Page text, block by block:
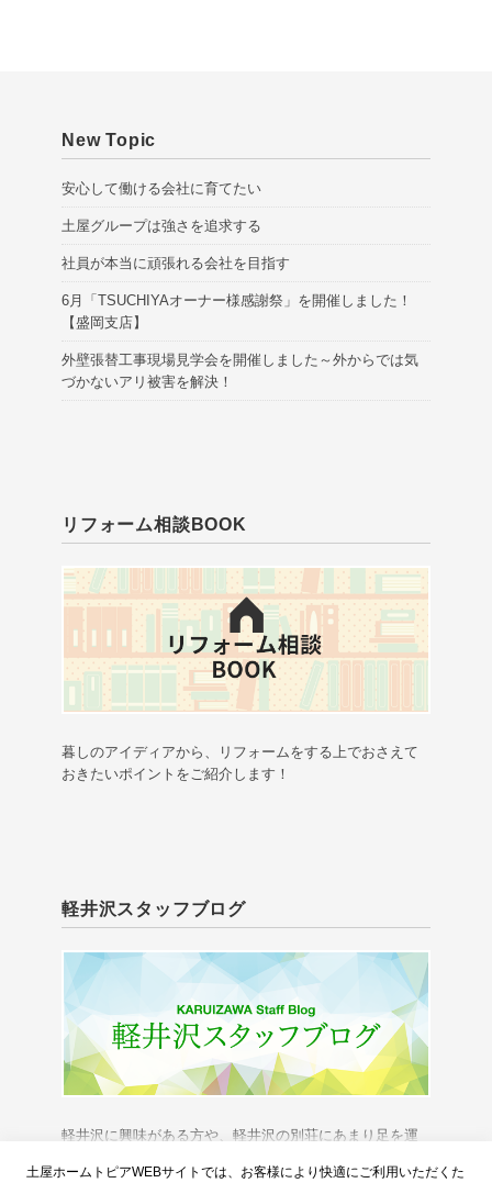
New Topic
安心して働ける会社に育てたい
土屋グループは強さを追求する
社員が本当に頑張れる会社を目指す
6月「TSUCHIYAオーナー様感謝祭」を開催しました！
【盛岡支店】
外壁張替工事現場見学会を開催しました～外からでは気
づかないアリ被害を解決！
リフォーム相談BOOK
暮しのアイディアから、リフォームをする上でおさえて
おきたいポイントをご紹介します！
軽井沢スタッフブログ
軽井沢に興味がある方や、軽井沢の別荘にあまり足を運
土屋ホームトピアWEBサイトでは、お客様により快適にご利用いただくた